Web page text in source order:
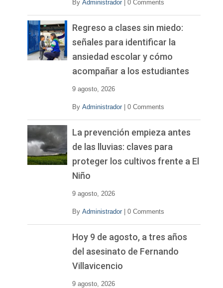
By Administrador 0 Comments
Regreso a clases sin miedo:
señales para identificar la
ansiedad escolar y cómo
acompañar a los estudiantes
9 agosto, 2026
By Administrador 0 Comments
La prevención empieza antes
de las lluvias: claves para
proteger los cultivos frente a El
Niño
9 agosto, 2026
By Administrador 0 Comments
Hoy 9 de agosto, a tres años
del asesinato de Fernando
Villavicencio
9 agosto, 2026